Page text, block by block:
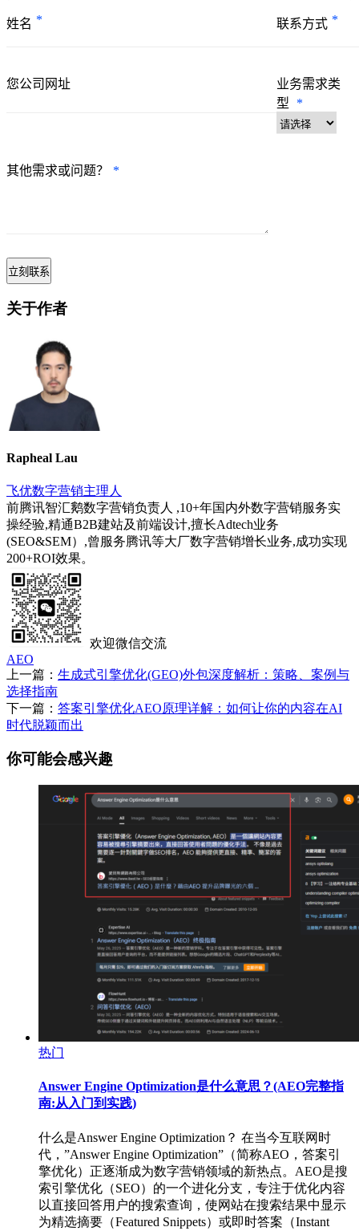
姓名 * 联系方式 *
您公司网址
业务需求类
型
*
其他需求或问题？ *
关于作者
Rapheal Lau
飞优数字营销主理人
前腾讯智汇鹅数字营销负责人 ,10+年国内外数字营销服务实
操经验,精通B2B建站及前端设计,擅长Adtech业务
(SEO&SEM）,曾服务腾讯等大厂数字营销增长业务,成功实现
200+ROI效果。
欢迎微信交流
AEO
上一篇： 生成式引擎优化(GEO)外包深度解析：策略、案例与
选择指南
下一篇： 答案引擎优化AEO原理详解：如何让你的内容在AI
时代脱颖而出
你可能会感兴趣
热门
Answer Engine Optimization是什么意思？(AEO完整指
南:从入门到实践)
什么是Answer Engine Optimization？ 在当今互联网时
代，”Answer Engine Optimization”（简称AEO，答案引
擎优化）正逐渐成为数字营销领域的新热点。AEO是搜
索引擎优化（SEO）的一个进化分支，专注于优化内容
以直接回答用户的搜索查询，使网站在搜索结果中显示
为精选摘要（Featured Snippets）或即时答案（Instant